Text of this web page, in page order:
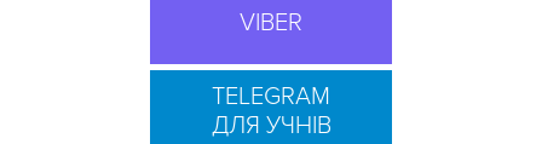
VIBER
TELEGRAM
ДЛЯ УЧНІВ